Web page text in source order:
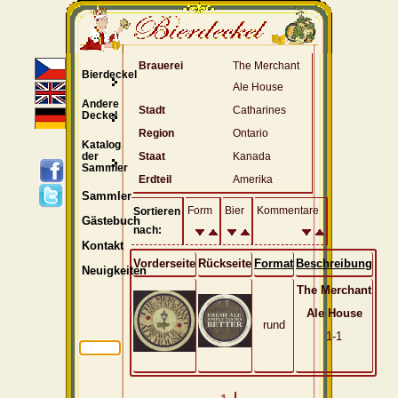
Brauerei
The Merchant
Ale House
Stadt
Catharines
Region
Ontario
Staat
Kanada
Erdteil
Amerika
Sortieren
nach:
Form Bier Kommentare
Vorderseite Rückseite Format Beschreibung
rund
The Merchant
Ale House
1-1
Bierdeckel
Andere
Deckel
Katalog
der
Sammler
Sammler
Gästebuch
Kontakt
Neuigkeiten